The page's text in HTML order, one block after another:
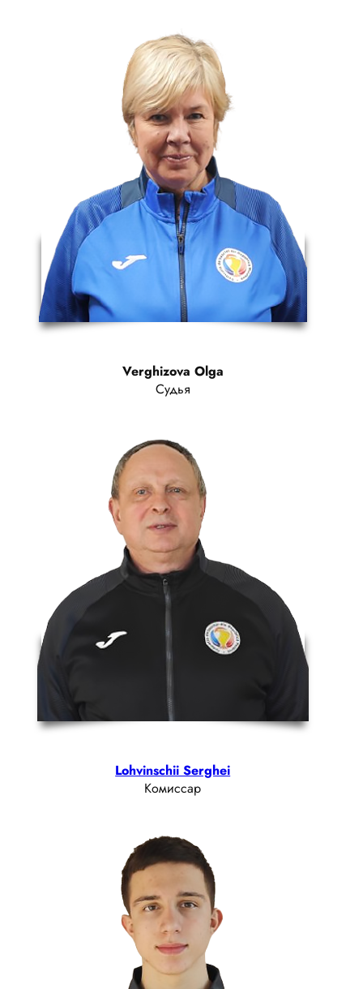
Verghizova Olga
Судья
Lohvinschii Serghei
Комиссар